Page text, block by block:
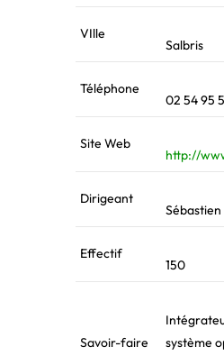
VIlle
Salbris
Téléphone
02 54 95
Site Web
http://
Dirigeant
Effectif
150
Savoir-faire
système